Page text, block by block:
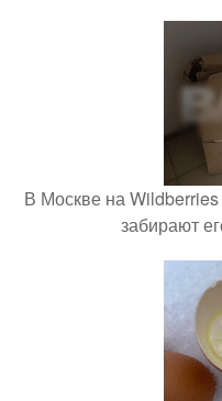
В Москве на Wildberries
забирают